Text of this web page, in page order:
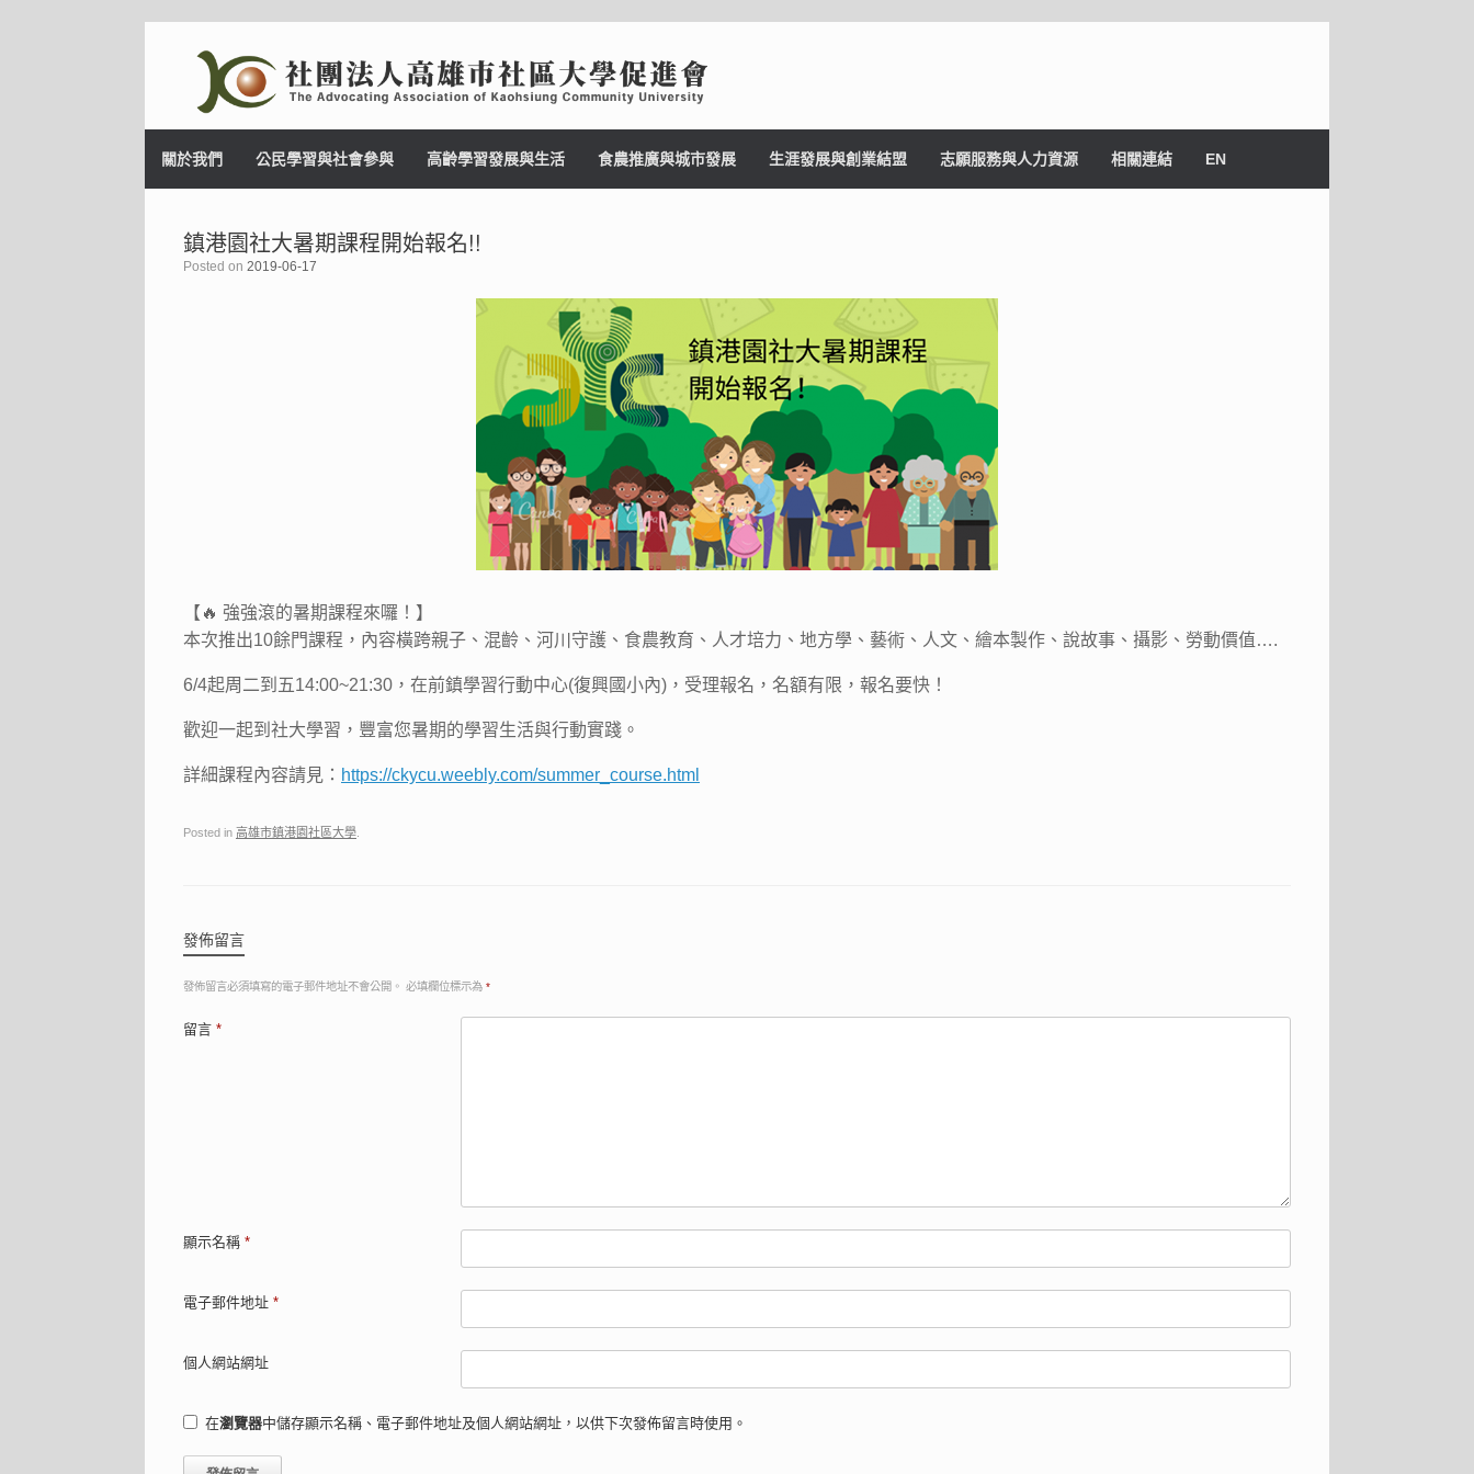
關於我們 公民學習與社會參與 高齡學習發展與生活 食農推廣與城市發展 生涯發展與創業結盟 志願服務與人力資源 相關連結 EN
鎮港園社大暑期課程開始報名!!
Posted on 2019-06-17
【 🔥 強強滾的暑期課程來囉！】
本次推出10餘門課程，內容橫跨親子、混齡、河川守護、食農教育、人才培力、地方學、藝術、人文、繪本製作、說故事、攝影、勞動價值….
6/4起周二到五14:00~21:30，在前鎮學習行動中心(復興國小內)，受理報名，名額有限，報名要快！
歡迎一起到社大學習，豐富您暑期的學習生活與行動實踐。
詳細課程內容請見： https://ckycu.weebly.com/summer_course.html
Posted in 高雄市鎮港園社區大學
發佈留言
發佈留言必須填寫的電子郵件地址不會公開。 必填欄位標示為 *
留言 *
顯示名稱 *
電子郵件地址 *
個人網站網址
在瀏覽器中儲存顯示名稱、電子郵件地址及個人網站網址，以供下次發佈留言時使用。